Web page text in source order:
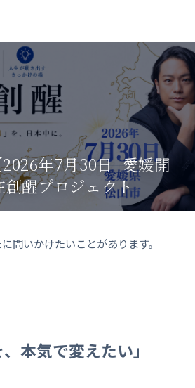
年7月30日_愛媛開
創醒プロジェクト
問いかけたいことがあります。
本気で変えたい」